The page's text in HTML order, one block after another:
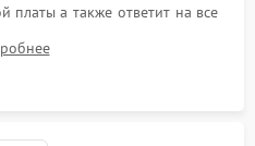
платы а также ответит на все